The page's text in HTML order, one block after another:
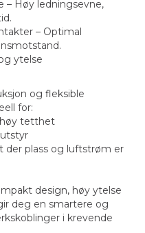
– Høy ledningsevne,
– Optimal
ytelse
og fleksible
for:
høy tetthet
der plass og luftstrøm er
design, høy ytelse
deg en smartere og
i krevende